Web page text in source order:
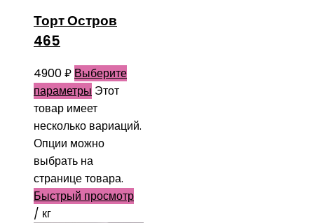
Торт Остров
465
4900₽ Выберите
параметры Этот
товар имеет
несколько вариаций.
Опции можно
выбрать на
странице товара.
Быстрый просмотр
/ кг